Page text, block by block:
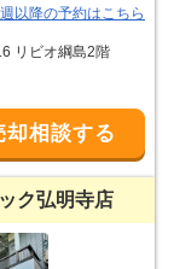
以降の予約はこちら
リビオ綱島2階
却相談する
ク弘明寺店